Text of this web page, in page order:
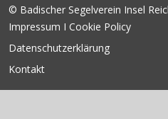
© Badischer Segelverein Insel
Impressum I Cookie Policy
Datenschutzerklärung
Kontakt